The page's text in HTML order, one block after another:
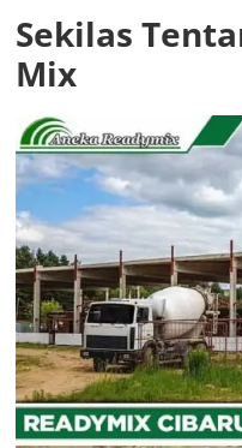
Sekilas
Mix